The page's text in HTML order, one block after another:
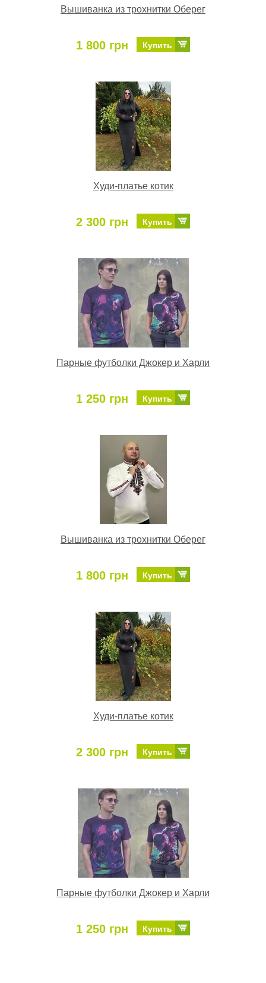
Вышиванка из трохнитки Оберег
1 800 грн Купить
Худи-платье котик
2 300 грн Купить
Парные футболки Джокер и Харли
1 250 грн Купить
Вышиванка из трохнитки Оберег
1 800 грн Купить
Худи-платье котик
2 300 грн Купить
Парные футболки Джокер и Харли
1 250 грн Купить